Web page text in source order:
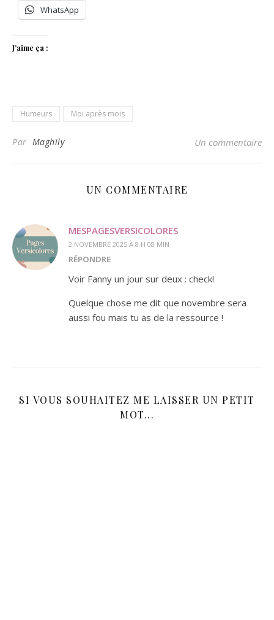
WhatsApp
J’aime ça :
Humeurs Moi après mois
Par Maghily Un commentaire
UN COMMENTAIRE
MESPAGESVERSICOLORES
2 NOVEMBRE 2025 À 8 H 08 MIN
RÉPONDRE
Voir Fanny un jour sur deux : check!
Quelque chose me dit que novembre sera
aussi fou mais tu as de la ressource !
SI VOUS SOUHAITEZ ME LAISSER UN PETIT
MOT...